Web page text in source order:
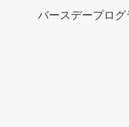
バースデープログ